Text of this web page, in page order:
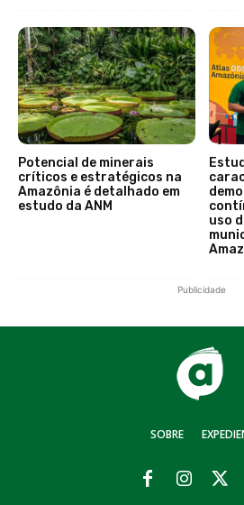
Potencial de minerais
críticos e estratégicos na
Amazônia é detalhado em
estudo da ANM
uso
Publicidade
SOBRE